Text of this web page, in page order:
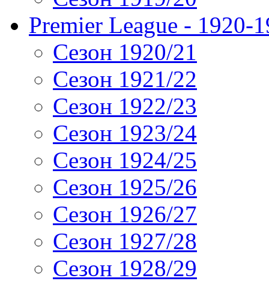
Premier League - 1920-
Сезон 1920/21
Сезон 1921/22
Сезон 1922/23
Сезон 1923/24
Сезон 1924/25
Сезон 1925/26
Сезон 1926/27
Сезон 1927/28
Сезон 1928/29